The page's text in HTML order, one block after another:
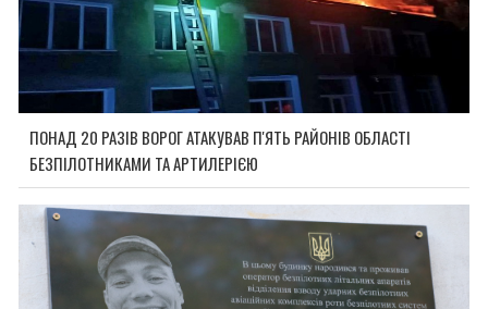
ПОНАД 20 РАЗІВ ВОРОГ АТАКУВАВ П'ЯТЬ РАЙОНІВ ОБЛАСТІ
БЕЗПІЛОТНИКАМИ ТА АРТИЛЕРІЄЮ